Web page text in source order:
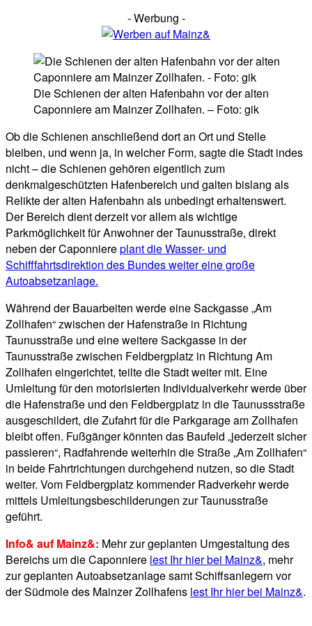
- Werbung -
Die Schienen der alten Hafenbahn vor der alten
Caponniere am Mainzer Zollhafen. – Foto: gik
Ob die Schienen anschließend dort an Ort und Stelle
bleiben, und wenn ja, in welcher Form, sagte die Stadt indes
nicht – die Schienen gehören eigentlich zum
denkmalgeschützten Hafenbereich und galten bislang als
Relikte der alten Hafenbahn als unbedingt erhaltenswert.
Der Bereich dient derzeit vor allem als wichtige
Parkmöglichkeit für Anwohner der Taunusstraße, direkt
neben der Caponniereplant die Wasser- und
Schifffahrtsdirektion des Bundes weiter eine große
Autoabsetzanlage.
Während der Bauarbeiten werde eine Sackgasse „Am
Zollhafen“ zwischen der Hafenstraße in Richtung
Taunusstraße und eine weitere Sackgasse in der
Taunusstraße zwischen Feldbergplatz in Richtung Am
Zollhafen eingerichtet, teilte die Stadt weiter mit. Eine
Umleitung für den motorisierten Individualverkehr werde über
die Hafenstraße und den Feldbergplatz in die Taunussstraße
ausgeschildert, die Zufahrt für die Parkgarage am Zollhafen
bleibt offen. Fußgänger könnten das Baufeld „jederzeit sicher
passieren“, Radfahrende weiterhin die Straße „Am Zollhafen“
in beide Fahrtrichtungen durchgehend nutzen, so die Stadt
weiter. Vom Feldbergplatz kommender Radverkehr werde
mittels Umleitungsbeschilderungen zur Taunusstraße
geführt.
Info& auf Mainz&: Mehr zur geplanten Umgestaltung des
Bereichs um die Caponniere lest Ihr hier bei Mainz&, mehr
zur geplanten Autoabsetzanlage samt Schiffsanlegern vor
der Südmole des Mainzer Zollhafens lest Ihr hier bei Mainz&.